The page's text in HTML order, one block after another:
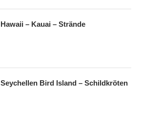
Hawaii – Kauai – Strände
Seychellen Bird Island – Schildkröten